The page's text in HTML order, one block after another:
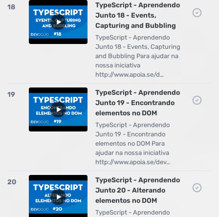
18
TypeScript - Aprendendo
Junto 18 - Events,
Capturing and Bubbling
TypeScript - Aprendendo
Junto 18 - Events, Capturing
and Bubbling Para ajudar na
nossa iniciativa
http://www.apoia.se/d…
19
TypeScript - Aprendendo
Junto 19 - Encontrando
elementos no DOM
TypeScript - Aprendendo
Junto 19 - Encontrando
elementos no DOM Para
ajudar na nossa iniciativa
http://www.apoia.se/dev…
20
TypeScript - Aprendendo
Junto 20 - Alterando
elementos no DOM
TypeScript - Aprendendo